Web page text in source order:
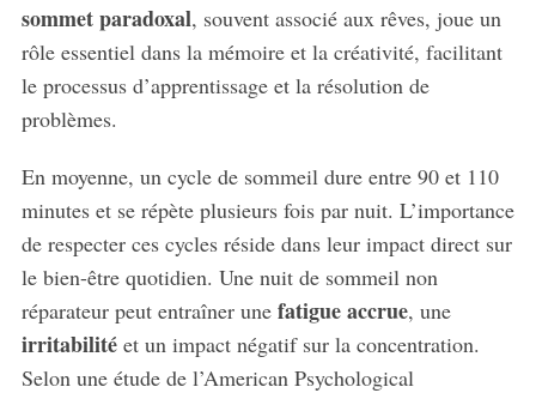
sommet paradoxal, souvent associé aux rêves, joue un
rôle essentiel dans la mémoire et la créativité, facilitant
le processus d’apprentissage et la résolution de
problèmes.
En moyenne, un cycle de sommeil dure entre 90 et 110
minutes et se répète plusieurs fois par nuit. L’importance
de respecter ces cycles réside dans leur impact direct sur
le bien-être quotidien. Une nuit de sommeil non
réparateur peut entraîner une fatigue accrue, une
irritabilitéet un impact négatif sur la concentration.
Selon une étude de l’American Psychological